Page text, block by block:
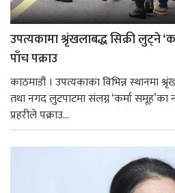
उपत्यकामा श्रृंखलाबद्ध सिक्री लुट्ने
पाँच पक्राउ
काठमाडौं । उपत्यकाका विभिन्न स्थानमा
तथा नगद लुटपाटमा संलग्न ‘कर्मा
प्रहरीले पक्राउ...